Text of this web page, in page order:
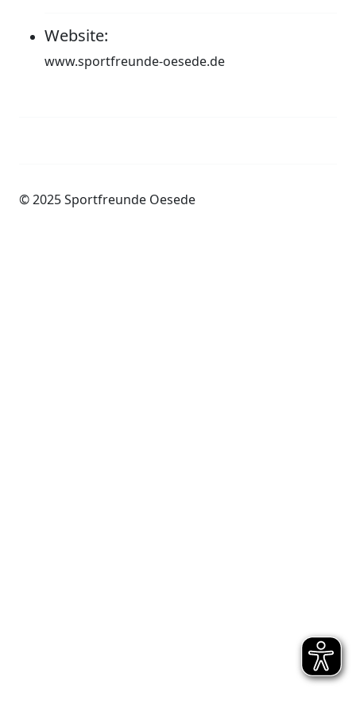
Website:
www.sportfreunde-oesede.de
© 2025 Sportfreunde Oesede